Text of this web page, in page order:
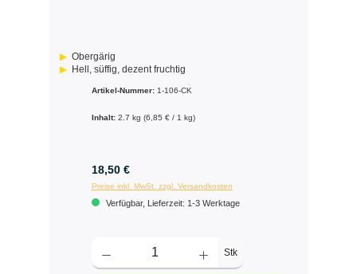
Obergärig
Hell, süffig, dezent fruchtig
Artikel-Nummer: 1-106-CK
Inhalt: 2.7 kg (6,85 € / 1 kg)
18,50 €
Preise inkl. MwSt. zzgl. Versandkosten
Verfügbar, Lieferzeit: 1-3 Werktage
Stk